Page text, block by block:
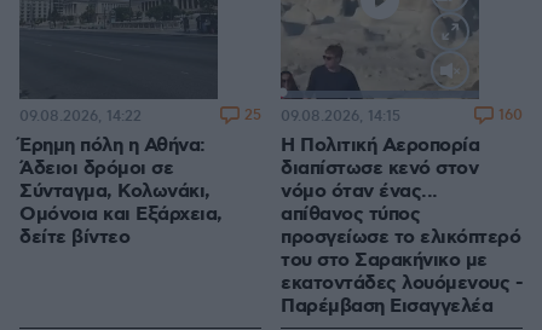
Έρημη πόλη η Αθήνα:
Άδειοι δρόμοι σε
Σύνταγμα, Κολωνάκι,
Ομόνοια και Εξάρχεια,
δείτε βίντεο
09.08.2026, 14:22 25
Loaded
100.00%
Η Πολιτική Αεροπορία
διαπίστωσε κενό στον
νόμο όταν ένας...
απίθανος τύπος
προσγείωσε το ελικόπτερό
του στο Σαρακήνικο με
εκατοντάδες λουόμενους -
Παρέμβαση Εισαγγελέα
09.08.2026, 14:15 160